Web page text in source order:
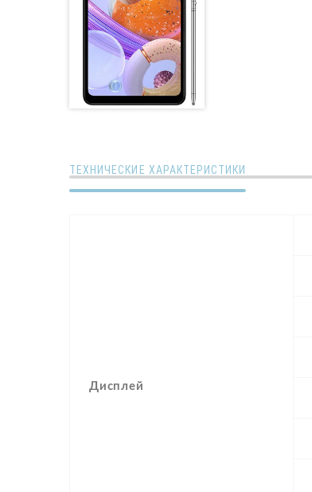
ТЕХНИЧЕСКИЕ ХАРАКТЕРИСТИКИ
Дисплей